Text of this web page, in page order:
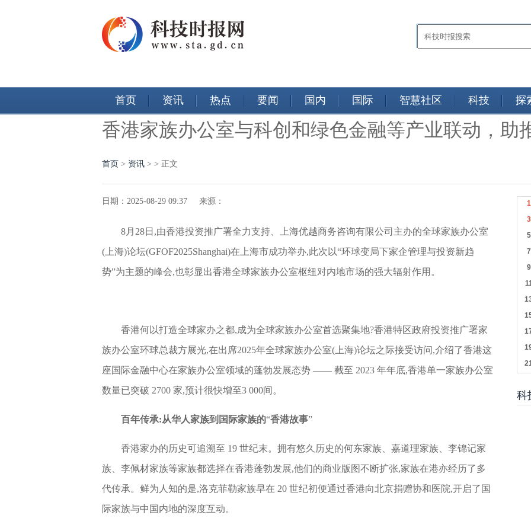
首页 资讯 热点 要闻 国内 国际 智慧社区 科技 探
香港家族办公室与科创和绿色金融等产业联动，助
首页 > 资讯 > > 正文
日期：2025-08-29 09:37 来源：
8月28日,由香港投资推广署全力支持、上海优越商务咨询有限公司主办的全球家族办公室
(上海)论坛(GFOF2025Shanghai)在上海市成功举办,此次以“环球变局下家企管理与投资新趋
势”为主题的峰会,也彰显出香港全球家族办公室枢纽对内地市场的强大辐射作用。
香港何以打造全球家办之都,成为全球家族办公室首选聚集地?香港特区政府投资推广署家
族办公室环球总裁方展光,在出席2025年全球家族办公室(上海)论坛之际接受访问,介绍了香港这
座国际金融中心在家族办公室领域的蓬勃发展态势 —— 截至 2023 年年底,香港单一家族办公室
数量已突破 2700 家,预计很快增至3 000间。
百年传承:从华人家族到国际家族的“香港故事”
香港家办的历史可追溯至 19 世纪末。拥有悠久历史的何东家族、嘉道理家族、李锦记家
族、李佩材家族等家族都选择在香港蓬勃发展,他们的商业版图不断扩张,家族在港亦经历了多
代传承。鲜为人知的是,洛克菲勒家族早在 20 世纪初便通过香港向北京捐赠协和医院,开启了国
际家族与中国内地的深度互动。
科